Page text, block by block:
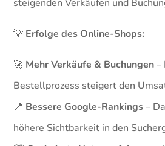
steigenden Verkäufen und
💡 Erfolge des Online-Shops:
🚀 Mehr Verkäufe & Buchungen–
Bestellprozess steigert den
📍 Bessere Google-Rankings–
höhere Sichtbarkeit in den